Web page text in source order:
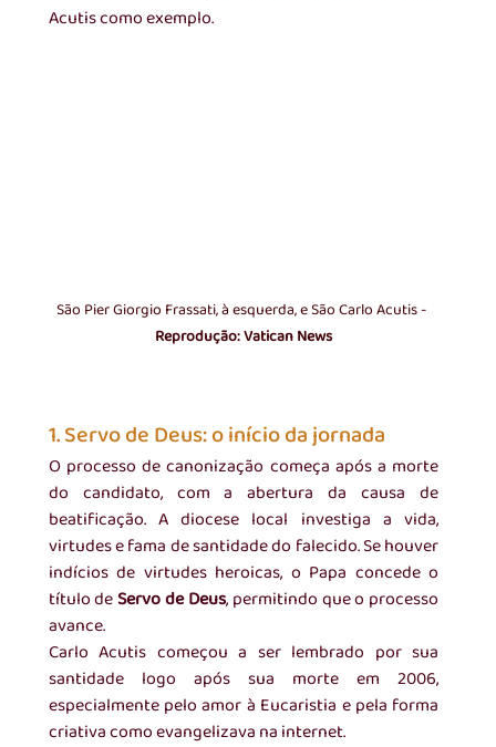
Acutis como exemplo.
São Pier Giorgio Frassati, à esquerda, e São Carlo Acutis -
Reprodução: Vatican News
1. Servo de Deus: o início da jornada
O processo de canonização começa após a morte
do candidato, com a abertura da causa de
beatificação. A diocese local investiga a vida,
virtudes e fama de santidade do falecido. Se houver
indícios de virtudes heroicas, o Papa concede o
título de Servo de Deus, permitindo que o processo
avance.
Carlo Acutis começou a ser lembrado por sua
santidade logo após sua morte em 2006,
especialmente pelo amor à Eucaristia e pela forma
criativa como evangelizava na internet.